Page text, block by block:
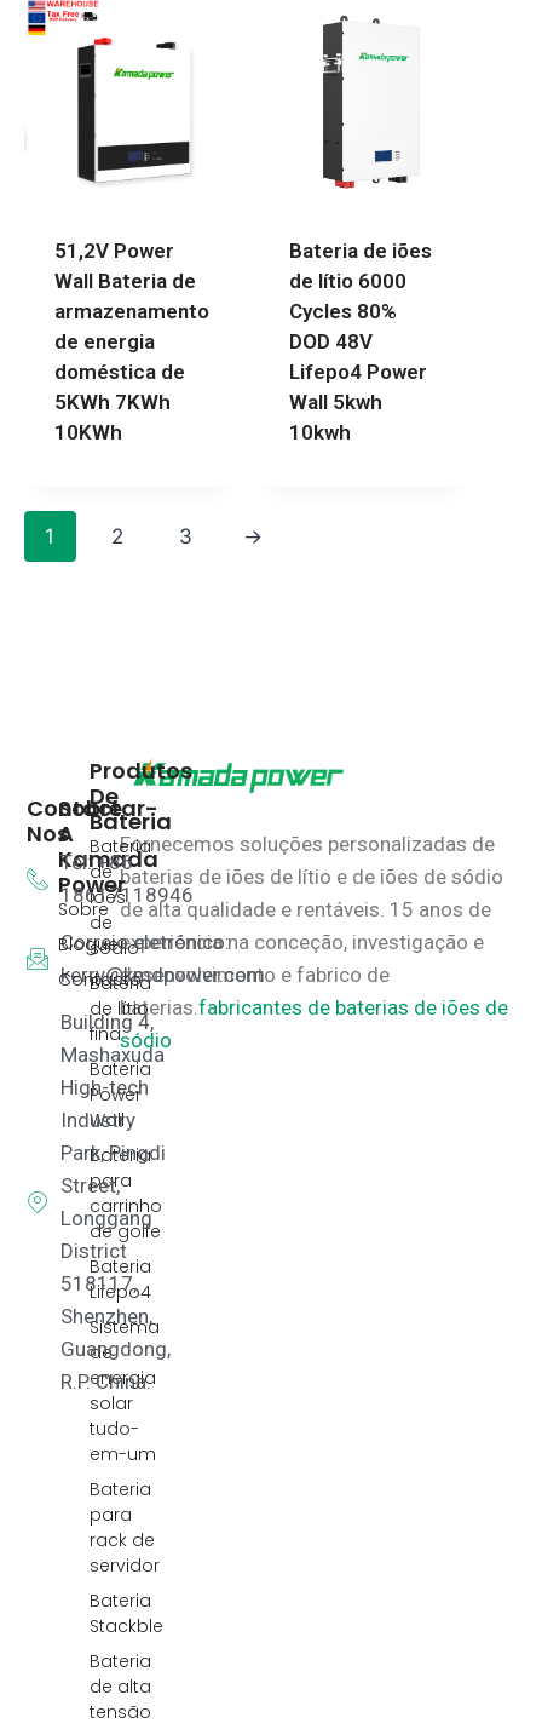
51,2V Power
Wall Bateria de
armazenamento
de energia
doméstica de
5KWh 7KWh
10KWh
Bateria de iões
de lítio 6000
Cycles 80%
DOD 48V
Lifepo4 Power
Wall 5kwh
10kwh
1 2 3 →
Fornecemos soluções personalizadas de
baterias de iões de lítio e de iões de sódio
de alta qualidade e rentáveis. 15 anos de
experiência na conceção, investigação e
desenvolvimento e fabrico de
baterias.fabricantes de baterias de iões de
sódio
Produtos
De
Bateria
Bateria
de
iões
de
sódio
Bateria
de lítio
fina
Bateria
Power
Wall
Bateria
para
carrinho
de golfe
Bateria
Lifepo4
Sistema
de
energia
solar
tudo-
em-um
Bateria
para
rack de
servidor
Bateria
Stackble
Bateria
de alta
tensão
Sobre
A
Kamada
Power
Sobre
Blogue
Contacto
Contactar-
Nos
Tel: +86
18617118946
Correio eletrónico:
kerry@kmdpower.com
Building 4,
Mashaxuda
High-tech
Industry
Park, Pingdi
Street,
Longgang
District
518117,
Shenzhen,
Guangdong,
R.P. China.